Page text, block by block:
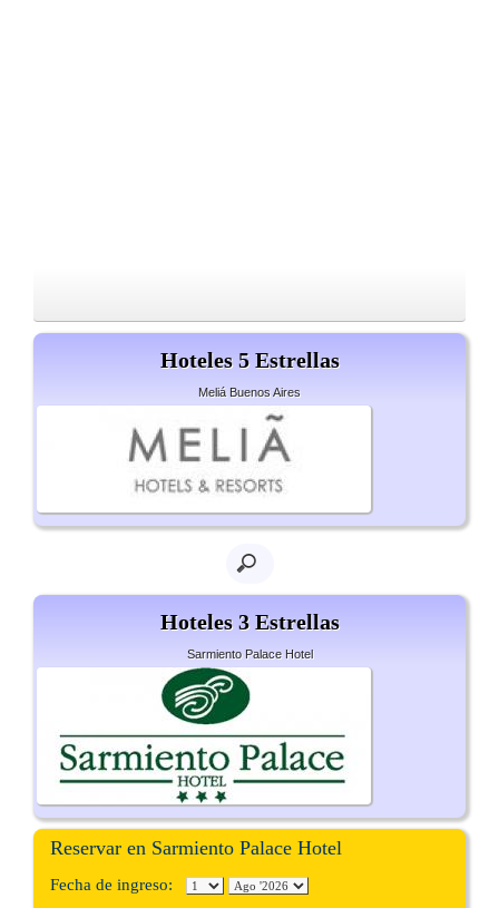
Hoteles 5 Estrellas
Meliá Buenos Aires
Hoteles 3 Estrellas
Sarmiento Palace Hotel
Reservar en Sarmiento Palace Hotel
Fecha de ingreso: